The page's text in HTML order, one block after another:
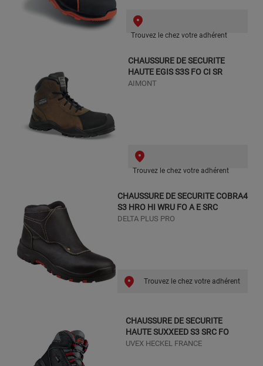
Trouvez le chez votre adhérent
CHAUSSURE DE SECURITE
HAUTE EGIS S3S FO CI SR
AIMONT
Trouvez le chez votre adhérent
CHAUSSURE DE SECURITE COBRA4
S3 HRO HI WRU FO A E SRC
DELTA PLUS PRO
Trouvez le chez votre adhérent
CHAUSSURE DE SECURITE
HAUTE SUXXEED S3 SRC FO
UVEX HECKEL FRANCE